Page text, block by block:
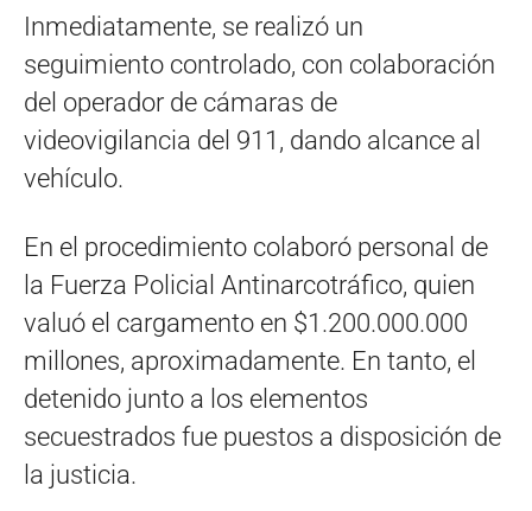
Inmediatamente, se realizó un
seguimiento controlado, con colaboración
del operador de cámaras de
videovigilancia del 911, dando alcance al
vehículo.
En el procedimiento colaboró personal de
la Fuerza Policial Antinarcotráfico, quien
valuó el cargamento en $1.200.000.000
millones, aproximadamente. En tanto, el
detenido junto a los elementos
secuestrados fue puestos a disposición de
la justicia.